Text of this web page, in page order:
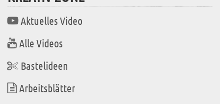
Aktuelles Video
Alle Videos
Bastelideen
Arbeitsblätter